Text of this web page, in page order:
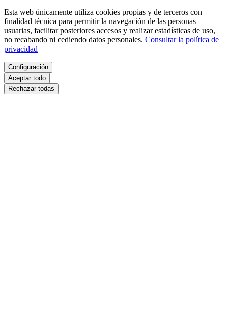
Esta web únicamente utiliza cookies propias y de terceros con
finalidad técnica para permitir la navegación de las personas
usuarias, facilitar posteriores accesos y realizar estadísticas de uso,
no recabando ni cediendo datos personales. Consultar la política de
privacidad
Configuración
Aceptar todo
Rechazar todas